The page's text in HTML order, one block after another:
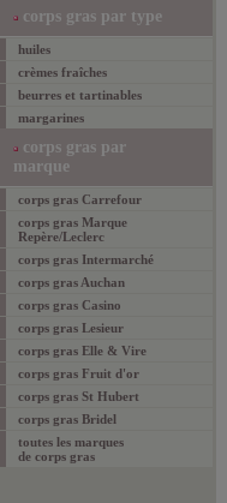
corps gras par type
huiles
crèmes fraîches
beurres et tartinables
margarines
corps gras par
marque
corps gras Carrefour
corps gras Marque
Repère/Leclerc
corps gras Intermarché
corps gras Auchan
corps gras Casino
corps gras Lesieur
corps gras Elle & Vire
corps gras Fruit d'or
corps gras St Hubert
corps gras Bridel
toutes les marques
de corps gras